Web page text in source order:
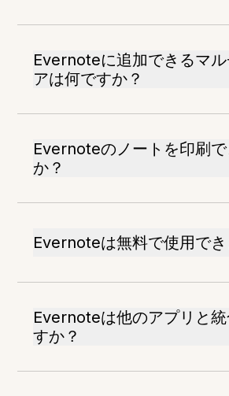
Evernoteに追加できるマル
アは何ですか？
Evernoteのノートを印刷
か？
Evernoteは無料で使用でき
Evernoteは他のアプリと統
すか？